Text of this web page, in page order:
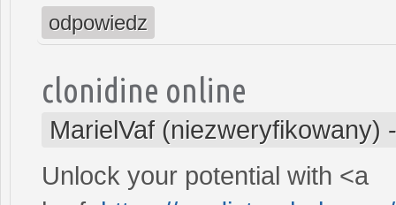
odpowiedz
clonidine online
MarielVaf (niezweryfikowany)
Unlock your potential with <a